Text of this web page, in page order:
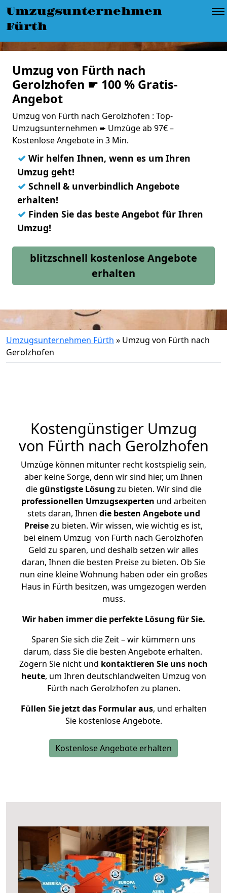
Umzugsunternehmen
Fürth
Umzug von Fürth nach
Gerolzhofen ☛ 100 % Gratis-
Angebot
Umzug von Fürth nach Gerolzhofen : Top-
Umzugsunternehmen ➨ Umzüge ab 97€ –
Kostenlose Angebote in 3 Min.
✓ Wir helfen Ihnen, wenn es um Ihren
Umzug geht!
✓ Schnell & unverbindlich Angebote
erhalten!
✓ Finden Sie das beste Angebot für Ihren
Umzug!
blitzschnell kostenlose Angebote
erhalten
Umzugsunternehmen Fürth » Umzug von Fürth nach
Gerolzhofen
Kostengünstiger Umzug
von Fürth nach Gerolzhofen
Umzüge können mitunter recht kostspielig sein,
aber keine Sorge, denn wir sind hier, um Ihnen
diegünstigste Lösung zu bieten. Wir sind die
professionellen Umzugsexperten und arbeiten
stets daran, Ihnen die besten Angebote und
Preisezu bieten. Wir wissen, wie wichtig es ist,
bei einem Umzug von Fürth nach Gerolzhofen
Geld zu sparen, und deshalb setzen wir alles
daran, Ihnen die besten Preise zu bieten. Ob Sie
nun eine kleine Wohnung haben oder ein großes
Haus in Fürth besitzen, was umgezogen werden
muss.
Wir haben immer die perfekte Lösung für Sie.
Sparen Sie sich die Zeit – wir kümmern uns
darum, dass Sie die besten Angebote erhalten.
Zögern Sie nicht und kontaktieren Sie uns noch
heute, um Ihren deutschlandweiten Umzug von
Fürth nach Gerolzhofen zu planen.
Füllen Sie jetzt das Formular aus, und erhalten
Sie kostenlose Angebote.
Kostenlose Angebote erhalten